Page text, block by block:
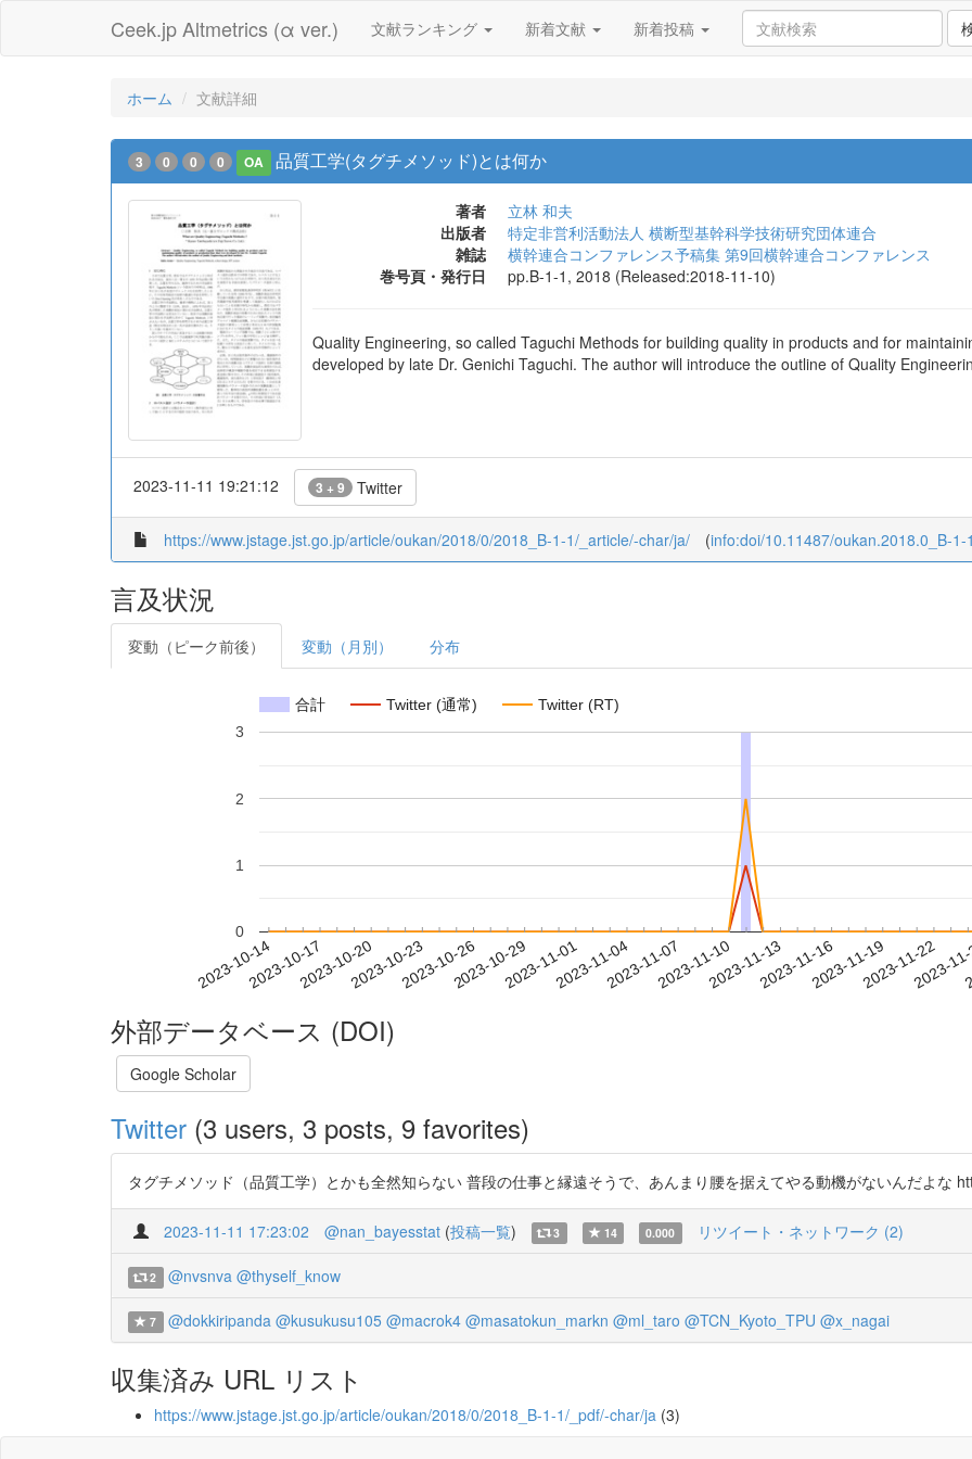
Ceek.jp Altmetrics (α ver.) 文献ランキング 新着文献 新着投稿
ホーム 文献詳細
3 0 0 0 OA 品質工学(タグチメソッド)とは何か
著者
立林 和夫
出版者
特定非営利活動法人 横断型基幹科学技術研究団体連合
雑誌
横幹連合コンファレンス予稿集 第9回横幹連合コンファレンス
巻号頁・発行日
pp.B-1-1, 2018 (Released:2018-11-10)
Quality Engineering, so called Taguchi Methods for building quality in products and for
developed by late Dr. Genichi Taguchi. The author will introduce the outline of Quality
2023-11-11 19:21:12 3 + 9 Twitter
https://www.jstage.jst.go.jp/article/oukan/2018/0/2018_B-1-1/_article/-char/ja/ (info:doi/10.11487/oukan.2018.0_B-1-1
言及状況
変動（ピーク前後） 変動（月別） 分布
合計 Twitter (通常) Twitter (RT)
2023-10-142023-10-172023-10-202023-10-232023-10-262023-10-292023-11-012023-11-042023-11-072023-11-102023-11-132023-11-162023-11-192023-11-22
2023-
0
1
2
3
外部データベース (DOI)
Google Scholar
Twitter (3 users, 3 posts, 9 favorites)
タグチメソッド（品質工学）とかも全然知らない 普段の仕事と縁遠そうで、あんまり腰を据えてやる動機がないんだよな
2023-11-11 17:23:02 @nan_bayesstat (投稿一覧) 3 14 0.000 リツイート・ネットワーク (2)
2 @nvsnva @thyself_know
7 @dokkiripanda @kusukusu105 @macrok4 @masatokun_markn @ml_taro @TCN_Kyoto_TPU @x_nagai
収集済み URL リスト
https://www.jstage.jst.go.jp/article/oukan/2018/0/2018_B-1-1/_pdf/-char/ja (3)